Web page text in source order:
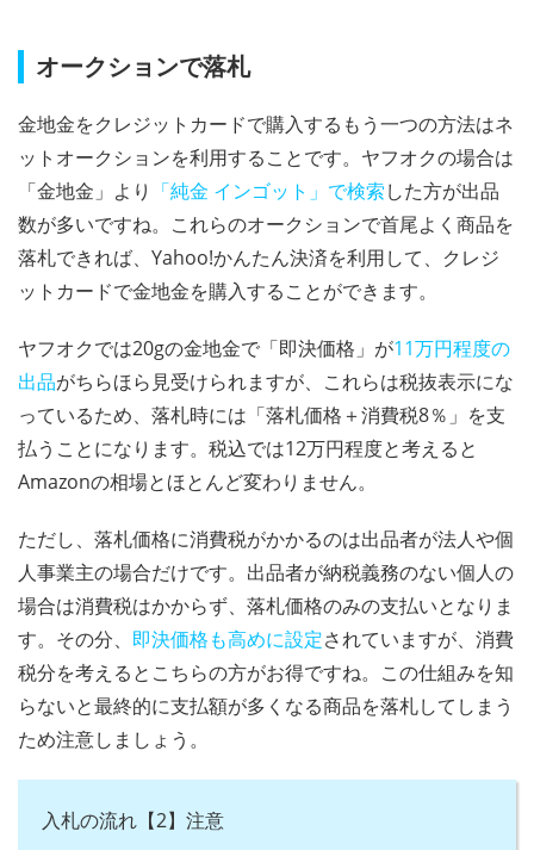
オークションで落札
金地金をクレジットカードで購入するもう一つの方法はネ
ットオークションを利用することです。ヤフオクの場合は
「金地金」より 「純金 インゴット」で検索した方が出品
数が多いですね。これらのオークションで首尾よく商品を
落札できれば、Yahoo!かんたん決済を利用して、クレジ
ットカードで金地金を購入することができます。
ヤフオクでは20gの金地金で「即決価格」が11万円程度の
出品がちらほら見受けられますが、これらは税抜表示にな
っているため、落札時には「落札価格＋消費税8％」を支
払うことになります。税込では12万円程度と考えると
Amazonの相場とほとんど変わりません。
ただし、落札価格に消費税がかかるのは出品者が法人や個
人事業主の場合だけです。出品者が納税義務のない個人の
場合は消費税はかからず、落札価格のみの支払いとなりま
す。その分、 即決価格も高めに設定されていますが、消費
税分を考えるとこちらの方がお得ですね。この仕組みを知
らないと最終的に支払額が多くなる商品を落札してしまう
ため注意しましょう。
入札の流れ【2】注意